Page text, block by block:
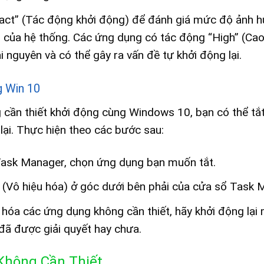
(Tác động khởi động) để đánh giá mức độ ảnh
hệ thống. Các ứng dụng có tác động “High”
và có thể gây ra vấn đề tự khởi động lại.
Win 10
thiết khởi động cùng Windows 10, bạn có thể
Thực hiện theo các bước sau:
Manager, chọn ứng dụng bạn muốn tắt.
hiệu hóa) ở góc dưới bên phải của cửa sổ Task
các ứng dụng không cần thiết, hãy khởi động lại
được giải quyết hay chưa.